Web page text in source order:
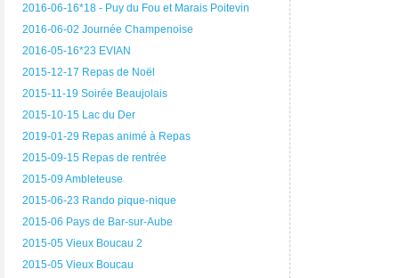
2016-06-16*18 - Puy du Fou et Marais Poitevin
2016-06-02 Journée Champenoise
2016-05-16*23 EVIAN
2015-12-17 Repas de Noël
2015-11-19 Soirée Beaujolais
2015-10-15 Lac du Der
2019-01-29 Repas animé à Repas
2015-09-15 Repas de rentrée
2015-09 Ambleteuse
2015-06-23 Rando pique-nique
2015-06 Pays de Bar-sur-Aube
2015-05 Vieux Boucau 2
2015-05 Vieux Boucau